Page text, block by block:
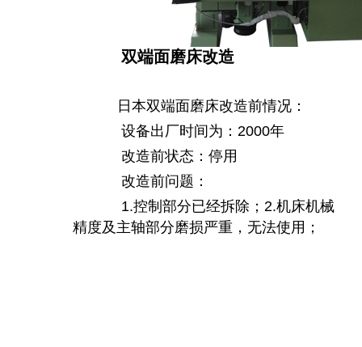
双端面磨床改造
日本双端面磨床改造前情况：
设备出厂时间为：2000年
改造前状态：停用
改造前问题：
1.控制部分已经拆除；2.机床机械
精度及主轴部分磨损严重，无法使用；